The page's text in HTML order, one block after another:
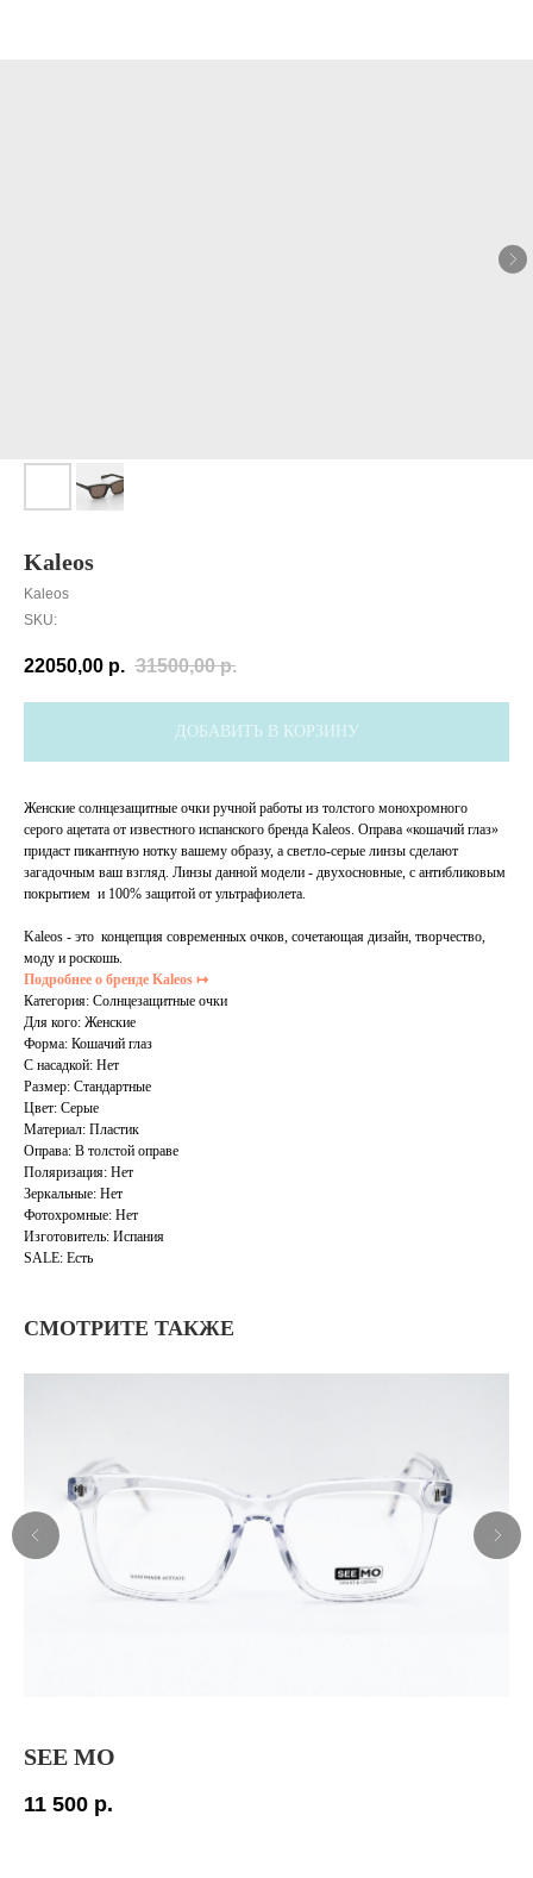
Kaleos
Kaleos
SKU:
22050,00 р. 31500,00 р.
ДОБАВИТЬ В КОРЗИНУ
Женские солнцезащитные очки ручной работы из толстого монохромного
серого ацетата от известного испанского бренда Kaleos. Оправа «кошачий глаз»
придаст пикантную нотку вашему образу, а светло-серые линзы сделают
загадочным ваш взгляд. Линзы данной модели - двухосновные, с антибликовым
покрытием и 100% защитой от ультрафиолета.
Kaleos - это концепция современных очков, сочетающая дизайн, творчество,
моду и роскошь.
Подробнее о бренде Kaleos ↦
Категория: Солнцезащитные очки
Для кого: Женские
Форма: Кошачий глаз
С насадкой: Нет
Размер: Стандартные
Цвет: Серые
Материал: Пластик
Оправа: В толстой оправе
Поляризация: Нет
Зеркальные: Нет
Фотохромные: Нет
Изготовитель: Испания
SALE: Есть
СМОТРИТЕ ТАКЖЕ
SEE MO
11 500 р.